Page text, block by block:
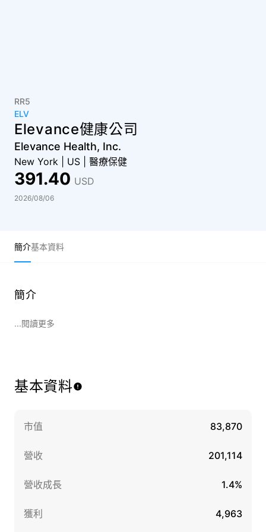
RR5
ELV
Elevance健康公司
Elevance Health, Inc.
New York US 醫療保健
391.40 USD
2026/08/06
簡介基本資料
簡介
...閱讀更多
基本資料
市值 83,870
營收 201,114
營收成長 1.4%
獲利 4,963